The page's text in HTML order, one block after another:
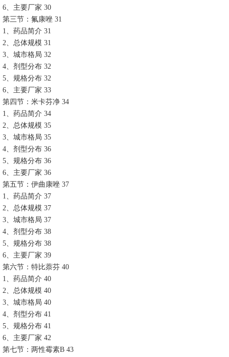
6、主要厂家 30
第三节：氟康唑 31
1、药品简介 31
2、总体规模 31
3、城市格局 32
4、剂型分布 32
5、规格分布 32
6、主要厂家 33
第四节：米卡芬净 34
1、药品简介 34
2、总体规模 35
3、城市格局 35
4、剂型分布 36
5、规格分布 36
6、主要厂家 36
第五节：伊曲康唑 37
1、药品简介 37
2、总体规模 37
3、城市格局 37
4、剂型分布 38
5、规格分布 38
6、主要厂家 39
第六节：特比萘芬 40
1、药品简介 40
2、总体规模 40
3、城市格局 40
4、剂型分布 41
5、规格分布 41
6、主要厂家 42
第七节：两性霉素B 43